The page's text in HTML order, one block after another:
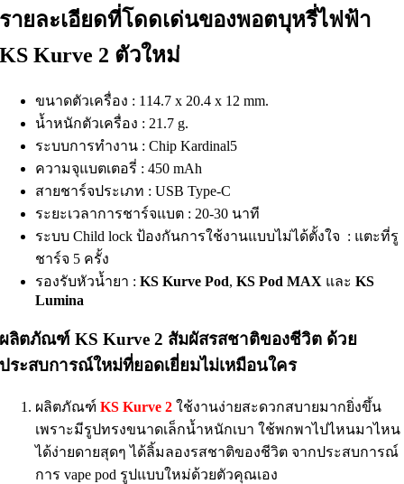
รายละเอียดที่โดดเด่นของพอตบุหรี่ไฟฟ้า
KS Kurve 2 ตัวใหม่
ขนาดตัวเครื่อง : 114.7 x 20.4 x 12 mm.
น้ำหนักตัวเครื่อง : 21.7 g.
ระบบการทำงาน : Chip Kardinal5
ความจุแบตเตอรี่ : 450 mAh
สายชาร์จประเภท : USB Type-C
ระยะเวลาการชาร์จแบต : 20-30 นาที
ระบบ Child lock ป้องกันการใช้งานแบบไม่ได้ตั้งใจ : แตะที่รู
ชาร์จ 5 ครั้ง
รองรับหัวน้ำยา :KS Kurve Pod,KS Pod MAX และKS
Lumina
ผลิตภัณฑ์ KS Kurve 2 สัมผัสรสชาติของชีวิต ด้วย
ประสบการณ์ใหม่ที่ยอดเยี่ยมไม่เหมือนใคร
ผลิตภัณฑ์KS Kurve 2 ใช้งานง่ายสะดวกสบายมากยิ่งขึ้น
เพราะมีรูปทรงขนาดเล็กน้ำหนักเบา ใช้พกพาไปไหนมาไหน
ได้ง่ายดายสุดๆ ได้ลิ้มลองรสชาติของชีวิต จากประสบการณ์
การ vape pod รูปแบบใหม่ด้วยตัวคุณเอง